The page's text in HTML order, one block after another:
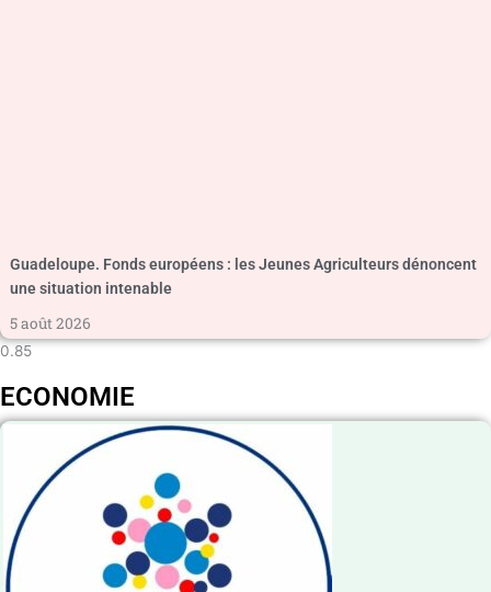
Guadeloupe. Fonds européens : les Jeunes Agriculteurs dénoncent
une situation intenable
5 août 2026
ECONOMIE